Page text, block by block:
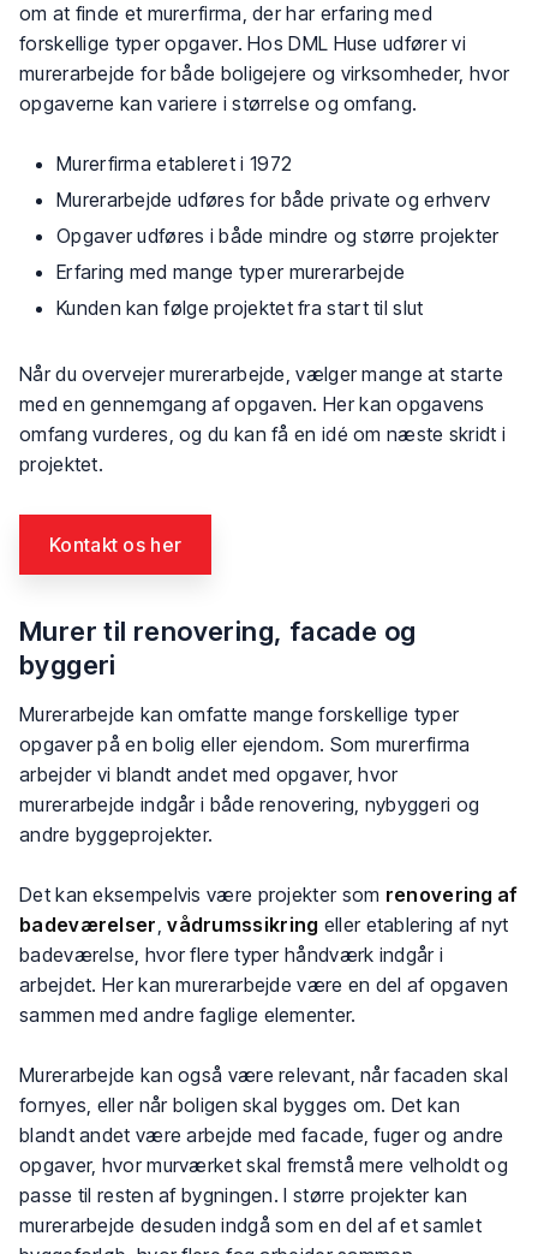
om at finde et murerfirma, der har erfaring med
forskellige typer opgaver. Hos DML Huse udfører vi
murerarbejde for både boligejere og virksomheder, hvor
opgaverne kan variere i størrelse og omfang.
​Murerfirma etableret i 1972
​Murerarbejde udføres for både private og erhverv
​Opgaver udføres i både mindre og større projekter
​Erfaring med mange typer murerarbejde
​Kunden kan følge projektet fra start til slut
Når du overvejer murerarbejde, vælger mange at starte
med en gennemgang af opgaven. Her kan opgavens
omfang vurderes, og du kan få en idé om næste skridt i
projektet.
Kontakt os her​
Murer til renovering, facade og
byggeri
Murerarbejde kan omfatte mange forskellige typer
opgaver på en bolig eller ejendom. Som murerfirma
arbejder vi blandt andet med opgaver, hvor
murerarbejde indgår i både renovering, nybyggeri og
andre byggeprojekter.
Det kan eksempelvis være projekter som renovering af
badeværelser,vådrumssikring eller etablering af nyt
badeværelse, hvor flere typer håndværk indgår i
arbejdet. Her kan murerarbejde være en del af opgaven
sammen med andre faglige elementer.
Murerarbejde kan også være relevant, når facaden skal
fornyes, eller når boligen skal bygges om. Det kan
blandt andet være arbejde med facade, fuger og andre
opgaver, hvor murværket skal fremstå mere velholdt og
passe til resten af bygningen. I større projekter kan
murerarbejde desuden indgå som en del af et samlet